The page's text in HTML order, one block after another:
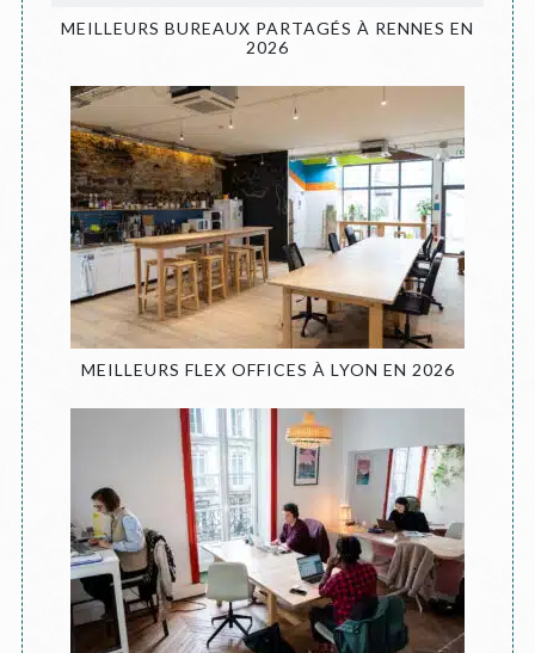
MEILLEURS BUREAUX PARTAGÉS À RENNES EN
2026
MEILLEURS FLEX OFFICES À LYON EN 2026